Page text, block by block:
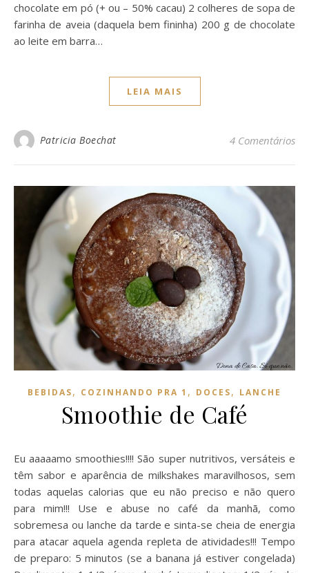
chocolate em pó (+ ou – 50% cacau) 2 colheres de sopa de
farinha de aveia (daquela bem fininha) 200 g de chocolate
ao leite em barra…
LEIA MAIS
Patricia Boechat 4 Comentários
BEBIDAS, COZINHANDO PRA 1 , DOCES, LANCHE
Smoothie de Café
Eu aaaaamo smoothies!!!! São super nutritivos, versáteis e
têm sabor e aparência de milkshakes maravilhosos, sem
todas aquelas calorias que eu não preciso e não quero
para mim!!! Use e abuse no café da manhã, como
sobremesa ou lanche da tarde e sinta-se cheia de energia
para atacar aquela agenda repleta de atividades!!! Tempo
de preparo: 5 minutos (se a banana já estiver congelada)